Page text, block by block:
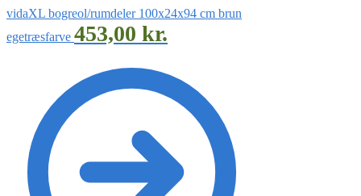
vidaXL bogreol/rumdeler 100x24x94 cm brun
egetræsfarve 453,00 kr.